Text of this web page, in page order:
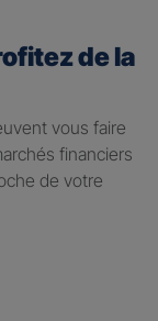
de la
vous faire
financiers
de votre